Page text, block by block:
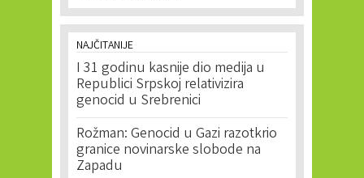
NAJČITANIJE
I 31 godinu kasnije dio medija u
Republici Srpskoj relativizira
genocid u Srebrenici
Rožman: Genocid u Gazi razotkrio
granice novinarske slobode na
Zapadu